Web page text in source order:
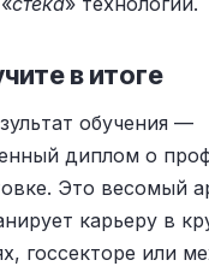
в итоге
обучения —
диплом о
Это весомый
карьеру в
госсекторе или